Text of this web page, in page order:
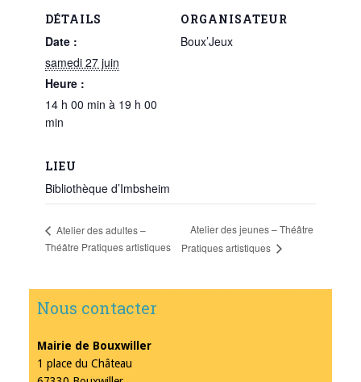
DÉTAILS
Date :
samedi 27 juin
Heure :
14 h 00 min à 19 h 00
min
ORGANISATEUR
Boux’Jeux
LIEU
Bibliothèque d’Imbsheim
Atelier des adultes –
Théâtre Pratiques artistiques
Atelier des jeunes – Théâtre
Pratiques artistiques
Nous contacter
Mairie de Bouxwiller
1 place du Château